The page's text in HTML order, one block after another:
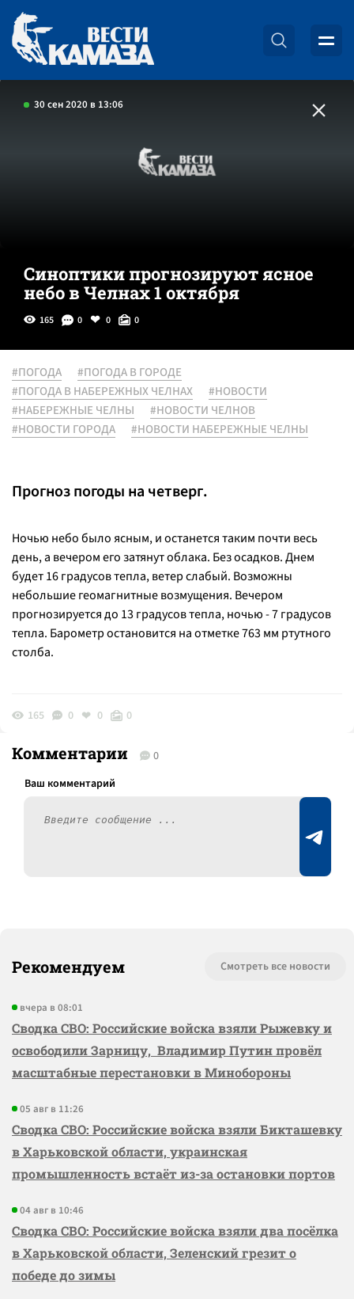
30 сен 2020 в 13:06
Синоптики прогнозируют ясное
небо в Челнах 1 октября
165 0 0 0
#ПОГОДА
#ПОГОДА В ГОРОДЕ
#ПОГОДА В НАБЕРЕЖНЫХ ЧЕЛНАХ
#НОВОСТИ
#НАБЕРЕЖНЫЕ ЧЕЛНЫ
#НОВОСТИ ЧЕЛНОВ
#НОВОСТИ ГОРОДА
#НОВОСТИ НАБЕРЕЖНЫЕ ЧЕЛНЫ
Прогноз погоды на четверг.
Ночью небо было ясным, и останется таким почти весь
день, а вечером его затянут облака. Без осадков. Днем
будет 16 градусов тепла, ветер слабый. Возможны
небольшие геомагнитные возмущения. Вечером
прогнозируется до 13 градусов тепла, ночью - 7 градусов
тепла. Барометр остановится на отметке 763 мм ртутного
столба.
165 0 0 0
Комментарии 0
Рекомендуем Смотреть все новости
вчера в 08:01
Сводка СВО: Российские войска взяли Рыжевку и
освободили Зарницу, Владимир Путин провёл
масштабные перестановки в Минобороны
05 авг в 11:26
Сводка СВО: Российские войска взяли Бикташевку
в Харьковской области, украинская
промышленность встаёт из-за остановки портов
04 авг в 10:46
Сводка СВО: Российские войска взяли два посёлка
в Харьковской области, Зеленский грезит о
победе до зимы